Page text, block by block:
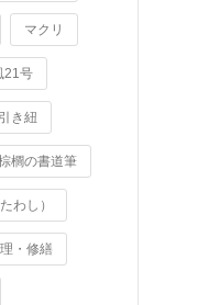
マクリ
21号
引き紐
櫚の書道筆
わし）
・修繕